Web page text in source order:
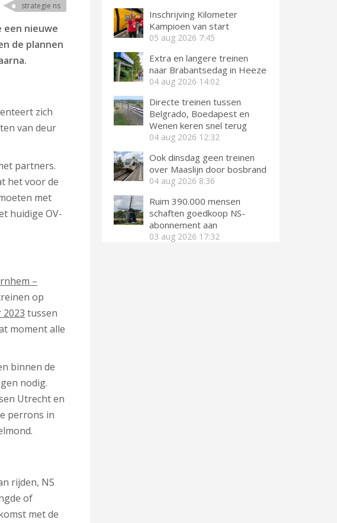
strategie ns
een nieuwe
de plannen
zich
van deur
partners.
het voor de
met
huidige OV-
–
op
tussen
moment alle
binnen de
nodig.
Utrecht en
perrons in
rijden, NS
of
met de
Inschrijving Kilometer
Kampioen van start
05 aug 2026 7:45
Extra en langere treinen
naar Brabantsedag in Heeze
04 aug 2026 14:02
Directe treinen tussen
Belgrado, Boedapest en
Wenen keren snel terug
04 aug 2026 12:32
Ook dinsdag geen treinen
over Maaslijn door bosbrand
04 aug 2026 8:36
Ruim 390.000 mensen
schaften goedkoop NS-
abonnement aan
03 aug 2026 17:32